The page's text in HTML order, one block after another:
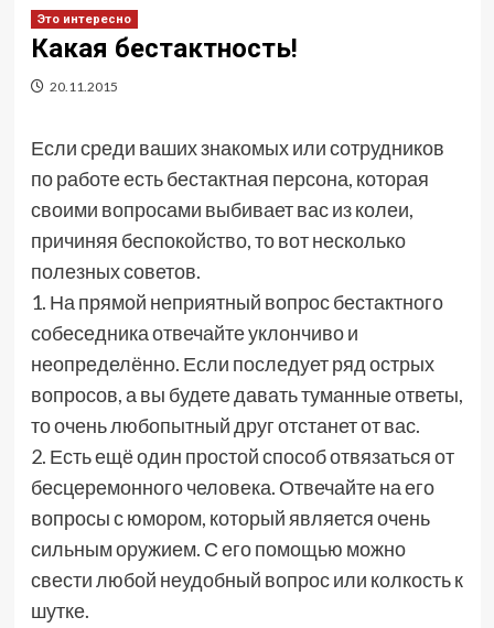
Это интересно
Какая бестактность!
20.11.2015
Если среди ваших знакомых или сотрудников
по работе есть бестактная персона, которая
своими вопросами выбивает вас из колеи,
причиняя беспокойство, то вот несколько
полезных советов.
1. На прямой неприятный вопрос бестактного
собеседника отвечайте уклончиво и
неопределённо. Если последует ряд острых
вопросов, а вы будете давать туманные ответы,
то очень любопытный друг отстанет от вас.
2. Есть ещё один простой способ отвязаться от
бесцеремонного человека. Отвечайте на его
вопросы с юмором, который является очень
сильным оружием. С его помощью можно
свести любой неудобный вопрос или колкость к
шутке.